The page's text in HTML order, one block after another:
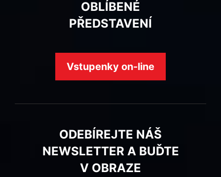
OBLÍBENÉ
PŘEDSTAVENÍ
Vstupenky on-line
ODEBÍREJTE NÁŠ
NEWSLETTER A BUĎTE
V OBRAZE